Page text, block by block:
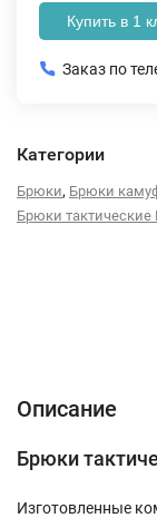
Купить в 1
Заказ по
Категории
Брюки, Брюки
Брюки тактические
Описание
Брюки
Изготовленные